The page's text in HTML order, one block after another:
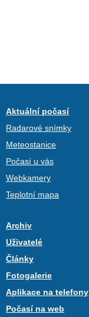
Aktuální počasí
Radarové snímky
Meteostanice
Počasí u vás
Webkamery
Teplotní mapa
Archiv
Uživatelé
Články
Fotogalerie
Aplikace na telefony
Počasí na web